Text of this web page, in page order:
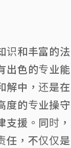
识和丰富的法
出色的专业能
解中，还是在
度的专业操守
援。同时，
任，不仅仅是